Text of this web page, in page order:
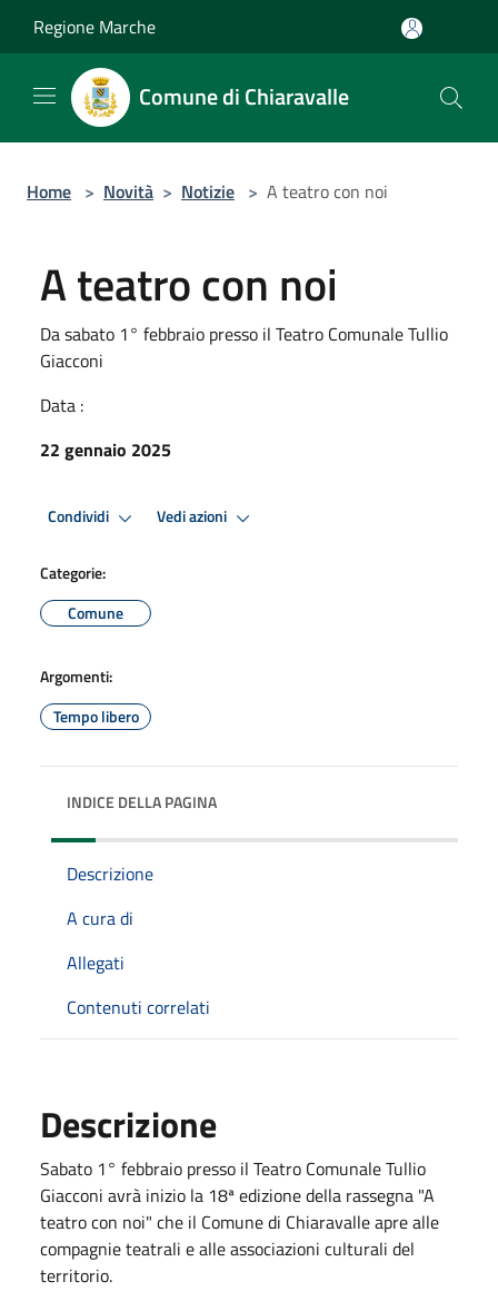
Regione Marche
Comune di Chiaravalle
Home > Novità > Notizie > A teatro con noi
A teatro con noi
Da sabato 1° febbraio presso il Teatro Comunale Tullio
Giacconi
Data :
22 gennaio 2025
Condividi Vedi azioni
Categorie:
Comune
Argomenti:
Tempo libero
INDICE DELLA PAGINA
Descrizione
A cura di
Allegati
Contenuti correlati
Descrizione
Sabato 1° febbraio presso il Teatro Comunale Tullio
Giacconi avrà inizio la 18ª edizione della rassegna "A
teatro con noi" che il Comune di Chiaravalle apre alle
compagnie teatrali e alle associazioni culturali del
territorio.